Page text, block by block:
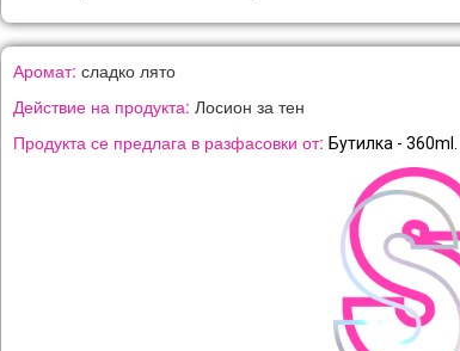
Аромат: сладко лято
Действие на продукта: Лосион за тен
Продукта се предлага в разфасовки от: Бутилка - 36